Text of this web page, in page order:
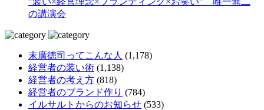
の講演会
末廣徳司ってこんな人 (1,178)
経営者の装い術 (1,138)
経営者の考え方 (818)
経営者のブランド作り (784)
イルサルトからのお知らせ (533)